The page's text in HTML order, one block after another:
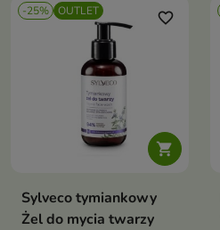
chroniąc ją przed uczuciem
ściągnięcia
-25% OUTLET

favorite_border
Sylveco tymiankowy
Żel do mycia twarzy